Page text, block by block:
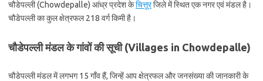
चौडेपल्ली (Chowdepalle) आंध्र प्रदेश केचित्तूरजिले में स्थित एक नगर एवं मंडल है।
चौडेपल्ली का कुल क्षेत्रफल 218 वर्ग किमी है।
चौडेपल्ली मंडल के गांवों की सूची (Villages in Chowdepalle)
चौडेपल्ली मंडल में लगभग 15 गाँव हैं, जिन्हें आप क्षेत्रफल और जनसंख्या की जानकारी के